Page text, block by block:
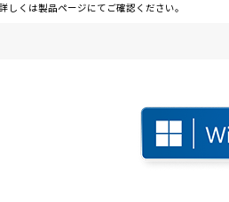
しくは製品ページにてご確認ください。